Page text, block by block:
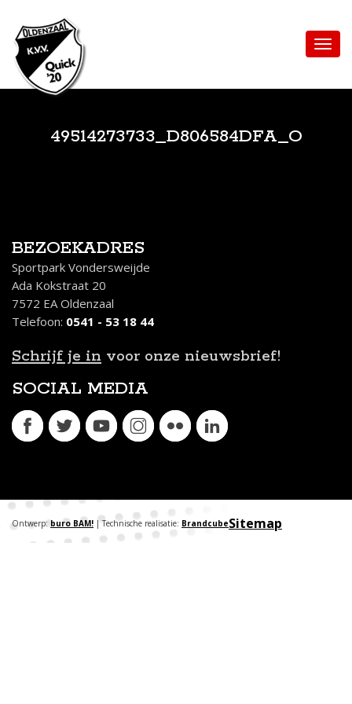
49514273733_D806584DFA_O
BEZOEKADRES
Sportpark Vondersweijde
Ada Kokstraat 20
7572 EA Oldenzaal
Telefoon: 0541 - 53 18 44
Schrijf je in voor onze nieuwsbrief!
SOCIAL MEDIA
Sitemap
Ontwerp: buro BAM! | Technische realisatie: Brandcube